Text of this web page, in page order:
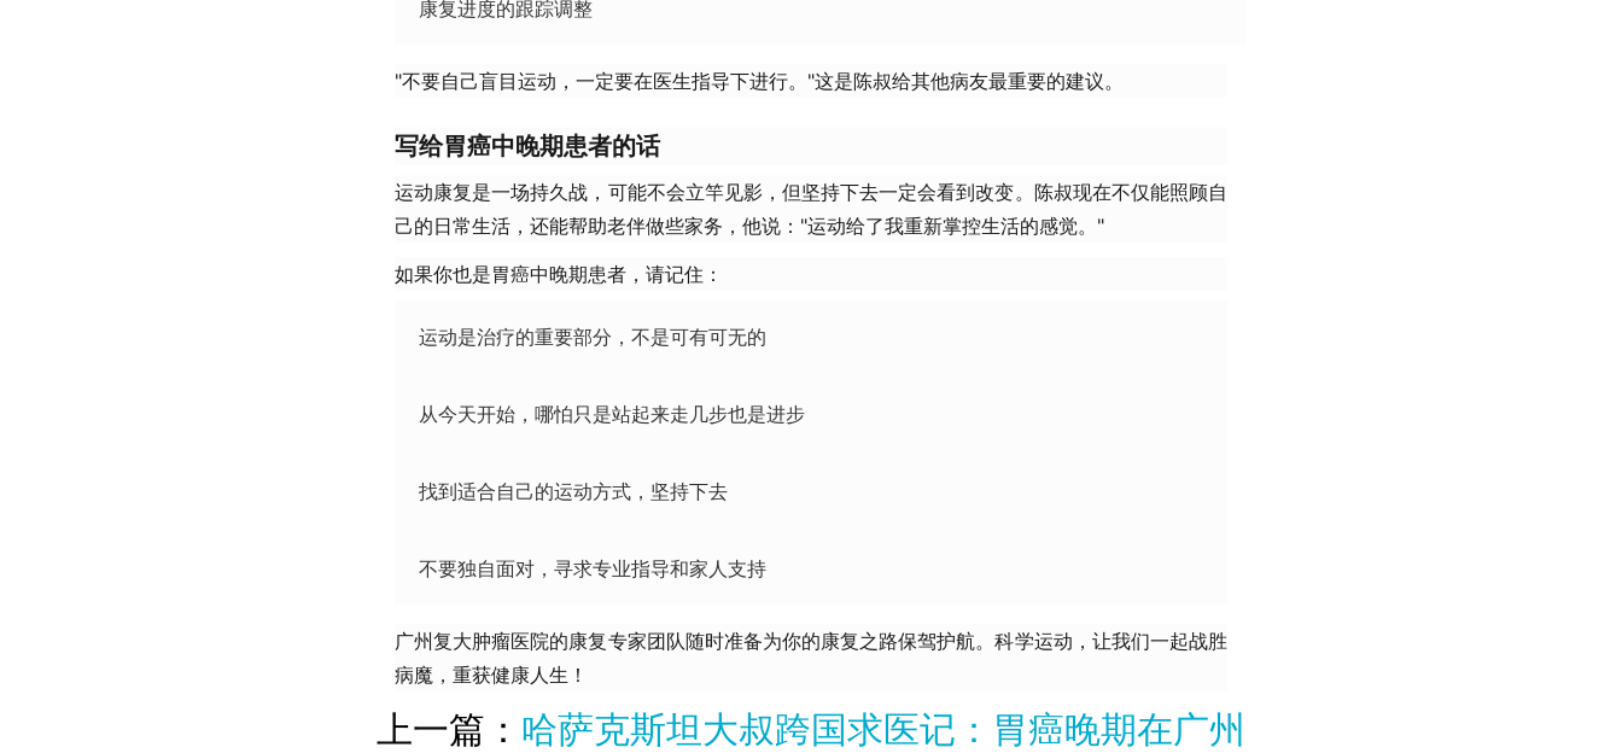
康复进度的跟踪调整
"不要自己盲目运动，一定要在医生指导下进行。"这是陈叔给其他病友最重要的建议。
写给胃癌中晚期患者的话
运动康复是一场持久战，可能不会立竿见影，但坚持下去一定会看到改变。陈叔现在不仅能照顾自
己的日常生活，还能帮助老伴做些家务，他说："运动给了我重新掌控生活的感觉。"
如果你也是胃癌中晚期患者，请记住：
运动是治疗的重要部分，不是可有可无的
从今天开始，哪怕只是站起来走几步也是进步
找到适合自己的运动方式，坚持下去
不要独自面对，寻求专业指导和家人支持
广州复大肿瘤医院的康复专家团队随时准备为你的康复之路保驾护航。科学运动，让我们一起战胜
病魔，重获健康人生！
上一篇： 哈萨克斯坦大叔跨国求医记：胃癌晚期在广州